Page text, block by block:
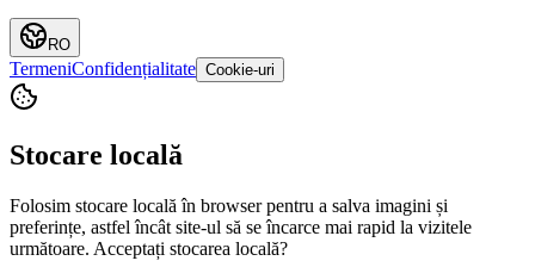
RO
TermeniConfidențialitate Cookie-uri
Stocare locală
Folosim stocare locală în browser pentru a salva imagini și
preferințe, astfel încât site-ul să se încarce mai rapid la vizitele
următoare. Acceptați stocarea locală?